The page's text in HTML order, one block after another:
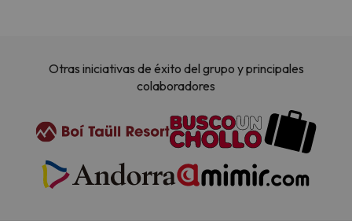
Otras iniciativas de éxito del grupo y principales
colaboradores